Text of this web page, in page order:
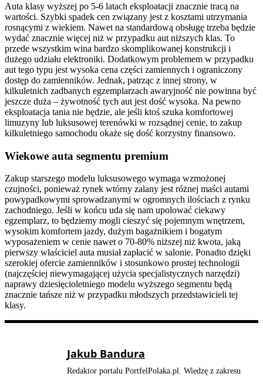
Auta klasy wyższej po 5-6 latach eksploatacji znacznie tracą na
wartości. Szybki spadek cen związany jest z kosztami utrzymania
rosnącymi z wiekiem. Nawet na standardową obsługę trzeba będzie
wydać znacznie więcej niż w przypadku aut niższych klas. To
przede wszystkim wina bardzo skomplikowanej konstrukcji i
dużego udziału elektroniki. Dodatkowym problemem w przypadku
aut tego typu jest wysoka cena części zamiennych i ograniczony
dostęp do zamienników. Jednak, patrząc z innej strony, w
kilkuletnich zadbanych egzemplarzach awaryjność nie powinna być
jeszcze duża – żywotność tych aut jest dość wysoka. Na pewno
eksploatacja tania nie będzie, ale jeśli ktoś szuka komfortowej
limuzyny lub luksusowej terenówki w rozsądnej cenie, to zakup
kilkuletniego samochodu okaże się dość korzystny finansowo.
Wiekowe auta segmentu premium
Zakup starszego modelu luksusowego wymaga wzmożonej
czujności, ponieważ rynek wtórny zalany jest różnej maści autami
powypadkowymi sprowadzanymi w ogromnych ilościach z rynku
zachodniego. Jeśli w końcu uda się nam upolować ciekawy
egzemplarz, to będziemy mogli cieszyć się pojemnym wnętrzem,
wysokim komfortem jazdy, dużym bagażnikiem i bogatym
wyposażeniem w cenie nawet o 70-80% niższej niż kwota, jaką
pierwszy właściciel auta musiał zapłacić w salonie. Ponadto dzięki
szerokiej ofercie zamienników i stosunkowo prostej technologii
(najczęściej niewymagającej użycia specjalistycznych narzędzi)
naprawy dziesięcioletniego modelu wyższego segmentu będą
znacznie tańsze niż w przypadku młodszych przedstawicieli tej
klasy.
Jakub Bandura
Redaktor portalu PortfelPolaka.pl. Wiedzę z zakresu